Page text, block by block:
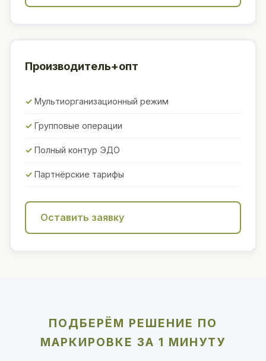
Производитель+опт
Мультиорганизационный режим
Групповые операции
Полный контур ЭДО
Партнёрские тарифы
Оставить заявку
ПОДБЕРЁМ РЕШЕНИЕ ПО
МАРКИРОВКЕ ЗА 1 МИНУТУ